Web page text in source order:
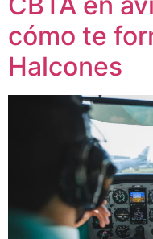
cómo te
Halcones